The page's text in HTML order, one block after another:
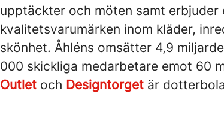
upptäckter och möten samt erbjuder
kvalitetsvarumärken inom kläder,
skönhet. Åhléns omsätter 4,9
000 skickliga medarbetare emot 60
Outlet och Designtorget är